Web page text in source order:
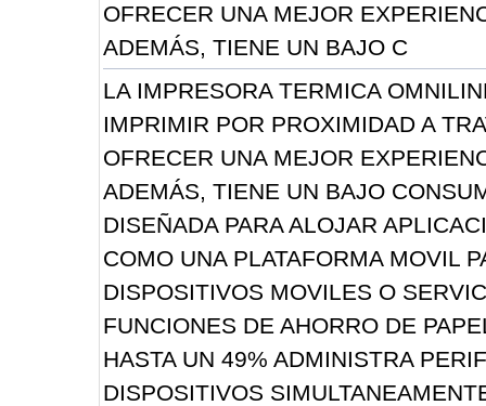
OFRECER UNA MEJOR
ADEMÁS, TIENE UN BAJO C
LA IMPRESORA TERMICA
IMPRIMIR POR PROXIMIDAD A
OFRECER UNA MEJOR
ADEMÁS, TIENE UN BAJO
DISEÑADA PARA ALOJAR
COMO UNA PLATAFORMA MOVIL
DISPOSITIVOS MOVILES O
FUNCIONES DE AHORRO DE
HASTA UN 49% ADMINISTRA
DISPOSITIVOS